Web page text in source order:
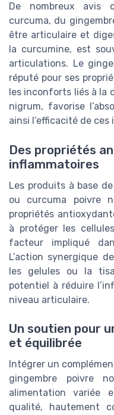
De nombreux avis
curcuma, du
être articulaire et
la curcumine, est
articulations. Le
réputé pour ses
les inconforts liés à la
nigrum, favorise
ainsi l’efficacité de
Des propriétés
inflammatoires
Les produits à base
ou curcuma poivre
propriétés
à protéger les
facteur impliqué
L’action synergique
les gelules ou la
potentiel à réduire
niveau articulaire.
Un soutien pour
et équilibrée
Intégrer un
gingembre poivre
alimentation variée
qualité, hautement